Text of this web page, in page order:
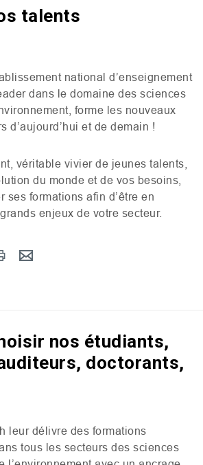
talents
national d’enseignement
dans le domaine des sciences
forme les nouveaux
d’aujourd’hui et de demain !
véritable vivier de jeunes talents,
du monde et de vos besoins,
ses formations afin d’être en
enjeux de votre secteur.
nos étudiants,
doctorants,
leur délivre des formations
tous les secteurs des sciences